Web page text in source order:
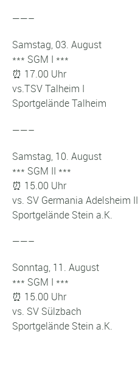
——–
Samstag, 03. August
*** SGM I ***
⏰ 17.00 Uhr
vs.TSV Talheim I
Sportgelände Talheim
——–
Samstag, 10. August
*** SGM II ***
⏰ 15.00 Uhr
vs. SV Germania Adelsheim II
Sportgelände Stein a.K.
——–
Sonntag, 11. August
*** SGM I ***
⏰ 15.00 Uhr
vs. SV Sülzbach
Sportgelände Stein a.K.